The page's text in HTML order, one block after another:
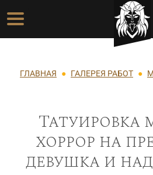
Перейти к основному
Основная
Строка навигации
ГЛАВНАЯ ГАЛЕРЕЯ РАБОТ
Татуировка
хоррор на
девушка и